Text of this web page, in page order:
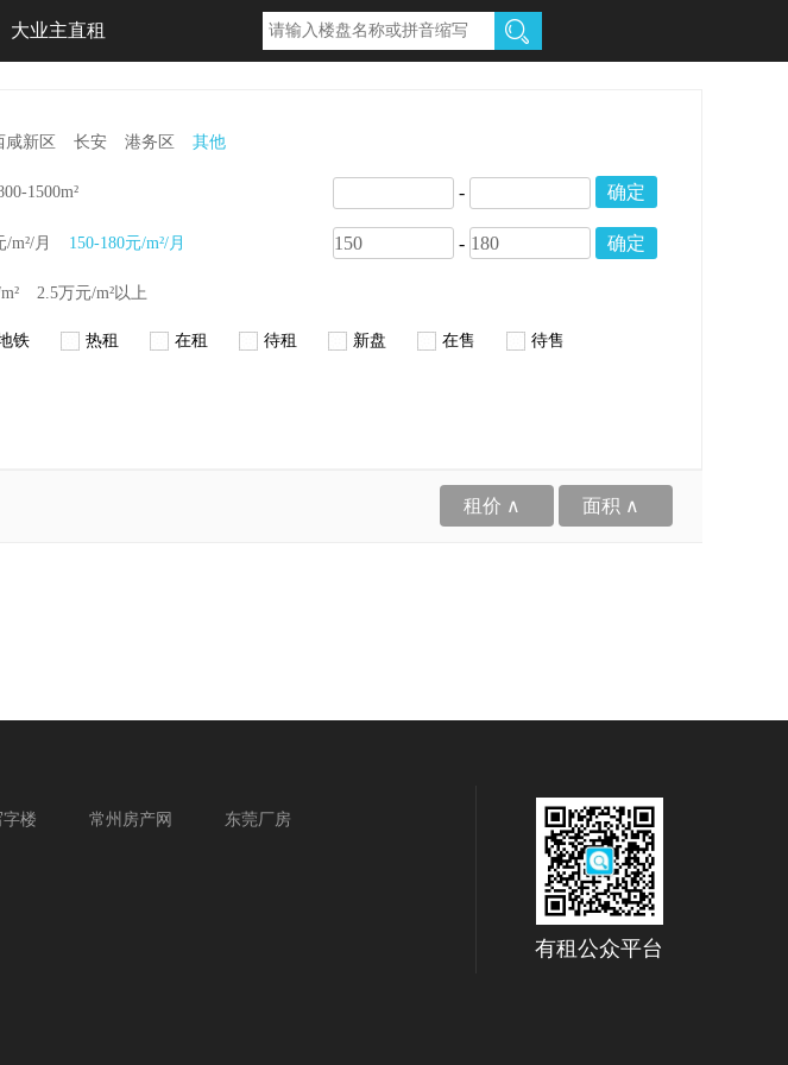
大业主直租
咸新区 长安 港务区 其他
1500m² - 确定
/m²/月 150-180元/m²/月 - 确定
2.5万元/m²以上
铁 热租 在租 待租 新盘 在售 待售
租价 ∧ 面积 ∧
楼 常州房产网 东莞厂房
有租公众平台